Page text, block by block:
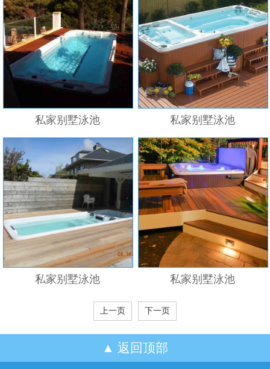
私家别墅泳池 私家别墅泳池
私家别墅泳池 私家别墅泳池
上一页 下一页
返回顶部